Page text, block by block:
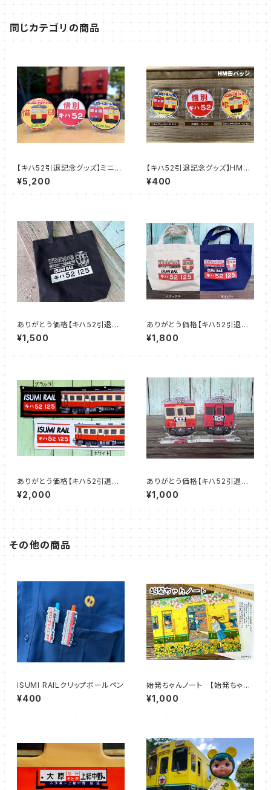
同じカテゴリの商品
【キハ52引退記念グッズ】ミニH
M
¥5,200
【キハ52引退記念グッズ】HM缶
バッジ
¥400
ありがとう価格【キハ52引退記
念グッズ】キハ52トートバッグ
M
¥1,500
ありがとう価格【キハ52引退記
念グッズ】キハ52トートバッグ
S
¥1,800
ありがとう価格【キハ52引退記
念グッズ】キハ52マフラータオル
¥2,000
ありがとう価格【キハ52引退記
念グッズ】キハ52アクスタキーチ
ェーン
¥1,000
その他の商品
ISUMI RAILクリップボールペン
¥400
始発ちゃんノート 【始発ちゃん
×三省堂書店×いすみ鉄道 コ
ラボ企画】
¥1,000